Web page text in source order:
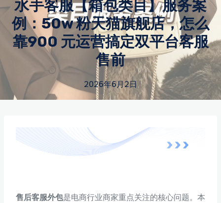
水手客服【箱包类目】服务案
例：50w 粉天猫旗舰店，怎么
靠900 元运营搞定双平台客服
售前
2026年6月2日
售后客服外包是电商行业商家重点关注的核心问题。本